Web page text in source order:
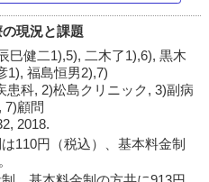
現況と課題
巳健二1),5), 二木了1),6), 黒木
1), 福島恒男2),7)
科, 2)松島クリニック, 3)副病
7)顧問
2018.
110円（税込）、基本料金制